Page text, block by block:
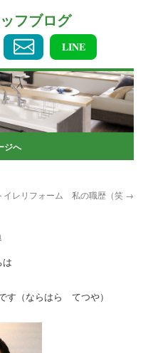
フブログ
LINE
ジへ
イレリフォーム 私の職歴（笑 →
は
（ならはら てつや）